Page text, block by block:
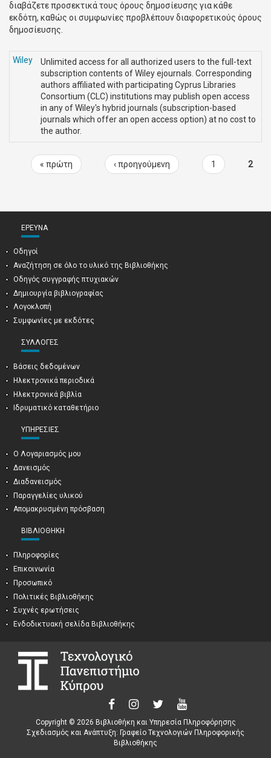
διαβάζετε προσεκτικά τους όρους δημοσίευσης για κάθε
εκδότη, καθώς οι συμφωνίες προβλέπουν διαφορετικούς όρους
δημοσίευσης.
Wiley
Unlimited access for all authorized users to the full-text
subscription contents of Wiley ejournals. Corresponding
authors affiliated with participating Cyprus Libraries
Consortium (CLC) institutions may publish open access
in any of Wiley's hybrid journals (subscription-based
journals which offer an open access option) at no cost to
the author.
Σελίδες
« πρώτη ‹ προηγούμενη 1 2
ΈΡΕΥΝΑ
Οδηγοί
Αναζήτηση σε όλο το υλικό της Βιβλιοθήκης
Οδηγός συγγραφής πτυχιακών
Δημιουργία βιβλιογραφίας
Λογοκλοπή
Συμφωνίες με εκδότες
ΣΥΛΛΟΓΈΣ
Βάσεις δεδομένων
Ηλεκτρονικά περιοδικά
Ηλεκτρονικά βιβλία
Ιδρυματικό καταθετήριο
ΥΠΗΡΕΣΊΕΣ
Ο Λογαριασμός μου
Δανεισμός
Διαδανεισμός
Παραγγελίες υλικού
Απομακρυσμένη πρόσβαση
ΒΙΒΛΙΟΘΉΚΗ
Πληροφορίες
Επικοινωνία
Προσωπικό
Πολιτικές Βιβλιοθήκης
Συχνές ερωτήσεις
Ενδοδικτυακή σελίδα Βιβλιοθήκης
Copyright © 2026 Βιβλιοθήκη και Υπηρεσία Πληροφόρησης
Σχεδιασμός και Ανάπτυξη: Γραφείο Τεχνολογιών Πληροφορικής
Βιβλιοθήκης